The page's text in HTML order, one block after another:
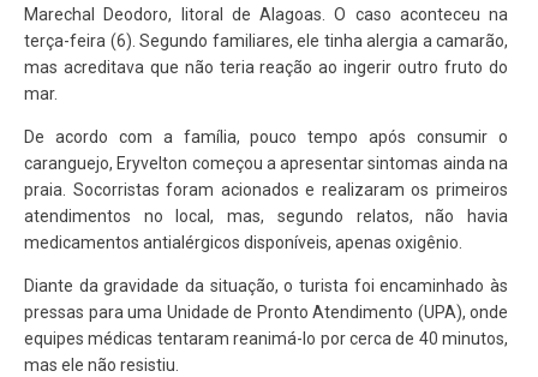
Marechal Deodoro, litoral de Alagoas. O caso aconteceu na
terça-feira (6). Segundo familiares, ele tinha alergia a camarão,
mas acreditava que não teria reação ao ingerir outro fruto do
mar.
De acordo com a família, pouco tempo após consumir o
caranguejo, Eryvelton começou a apresentar sintomas ainda na
praia. Socorristas foram acionados e realizaram os primeiros
atendimentos no local, mas, segundo relatos, não havia
medicamentos antialérgicos disponíveis, apenas oxigênio.
Diante da gravidade da situação, o turista foi encaminhado às
pressas para uma Unidade de Pronto Atendimento (UPA), onde
equipes médicas tentaram reanimá-lo por cerca de 40 minutos,
mas ele não resistiu.